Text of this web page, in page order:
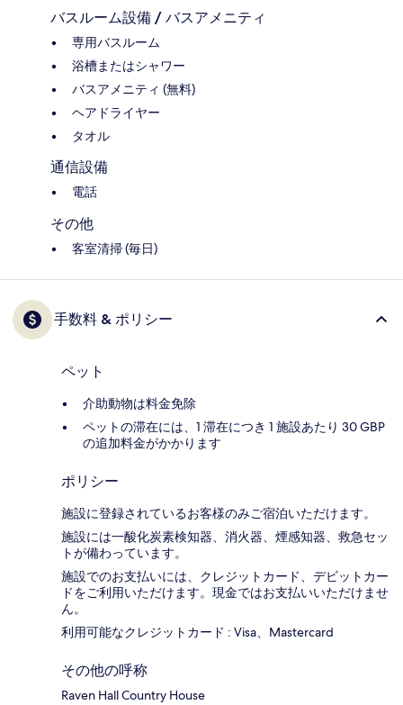
バスルーム設備 / バスアメニティ
専用バスルーム
浴槽またはシャワー
バスアメニティ (無料)
ヘアドライヤー
タオル
通信設備
電話
その他
客室清掃 (毎日)
手数料 & ポリシー
ペット
介助動物は料金免除
ペットの滞在には、1 滞在につき 1 施設あたり 30 GBP
の追加料金がかかります
ポリシー
施設に登録されているお客様のみご宿泊いただけます。
施設には一酸化炭素検知器、消火器、煙感知器、救急セッ
トが備わっています。
施設でのお支払いには、クレジットカード、デビットカー
ドをご利用いただけます。現金ではお支払いいただけませ
ん。
利用可能なクレジットカード : Visa、Mastercard
その他の呼称
Raven Hall Country House